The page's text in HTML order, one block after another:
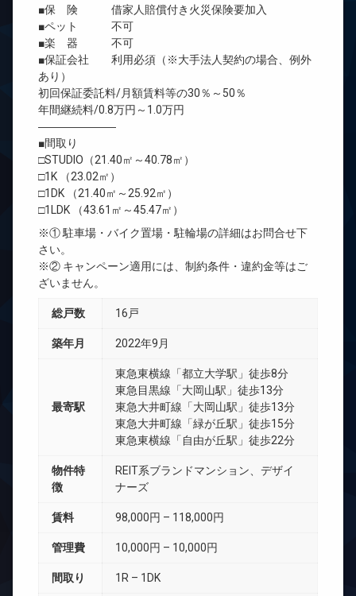
■保 険 借家人賠償付き火災保険要加入
■ペット 不可
■楽 器 不可
■保証会社 利用必須（※大手法人契約の場合、例外
あり）
初回保証委託料/月額賃料等の30％～50％
年間継続料/0.8万円～1.0万円
―――――――
■間取り
□STUDIO（21.40㎡～40.78㎡）
□1K （23.02㎡）
□1DK （21.40㎡～25.92㎡）
□1LDK （43.61㎡～45.47㎡）
※① 駐車場・バイク置場・駐輪場の詳細はお問合せ下
さい。
※② キャンペーン適用には、制約条件・違約金等はご
ざいません。
総戸数 16戸
築年月 2022年9月
最寄駅
東急東横線「都立大学駅」徒歩8分
東急目黒線「大岡山駅」徒歩13分
東急大井町線「大岡山駅」徒歩13分
東急大井町線「緑が丘駅」徒歩15分
東急東横線「自由が丘駅」徒歩22分
物件特
徴
REIT系ブランドマンション、デザイ
ナーズ
賃料 98,000円 – 118,000円
管理費 10,000円 – 10,000円
間取り 1R – 1DK